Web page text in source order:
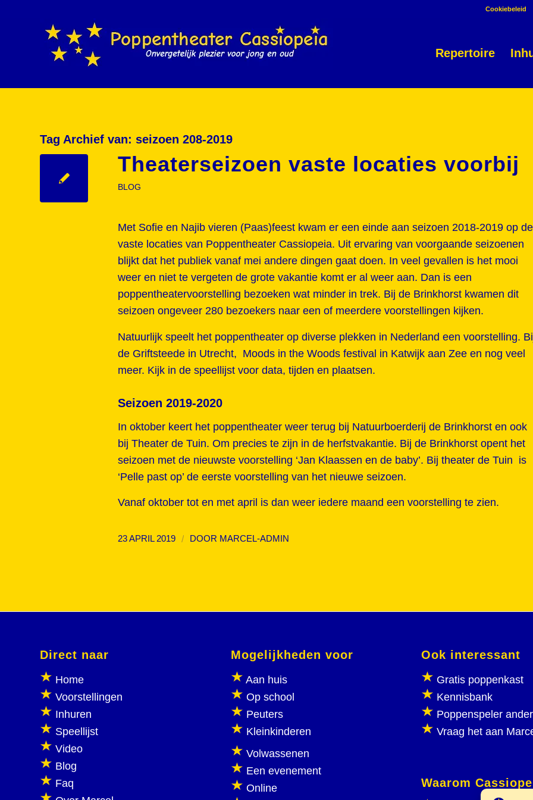
Cookiebeleid
Repertoire
Tag Archief van: seizoen 208-2019
Theaterseizoen vaste locaties voorbij
BLOG
Met Sofie en Najib vieren (Paas)feest kwam er een einde aan seizoen 2018-2019 op de
vaste locaties van Poppentheater Cassiopeia. Uit ervaring van voorgaande seizoenen
blijkt dat het publiek vanaf mei andere dingen gaat doen. In veel gevallen is het mooi
weer en niet te vergeten de grote vakantie komt er al weer aan. Dan is een
poppentheatervoorstelling bezoeken wat minder in trek. Bij de Brinkhorst kwamen dit
seizoen ongeveer 280 bezoekers naar een of meerdere voorstellingen kijken.
Natuurlijk speelt het poppentheater op diverse plekken in Nederland een voorstelling.
de Griftsteede in Utrecht, Moods in the Woods festival in Katwijk aan Zee en nog veel
meer. Kijk in de speellijst voor data, tijden en plaatsen.
Seizoen 2019-2020
In oktober keert het poppentheater weer terug bij Natuurboerderij de Brinkhorst en ook
bij Theater de Tuin. Om precies te zijn in de herfstvakantie. Bij de Brinkhorst opent het
seizoen met de nieuwste voorstelling ‘Jan Klaassen en de baby’. Bij theater de Tuin is
‘Pelle past op’ de eerste voorstelling van het nieuwe seizoen.
Vanaf oktober tot en met april is dan weer iedere maand een voorstelling te zien.
23 APRIL 2019 / DOOR MARCEL-ADMIN
Direct naar
Home
Voorstellingen
Inhuren
Speellijst
Video
Blog
Faq
Mogelijkheden voor
Aan huis
Op school
Peuters
Kleinkinderen
Volwassenen
Een evenement
Online
Ook interessant
Gratis poppenkast
Kennisbank
Poppenspeler
Vraag het aan
Waarom